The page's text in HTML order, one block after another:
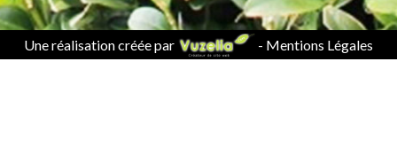
Une réalisation créée par - Mentions Légales